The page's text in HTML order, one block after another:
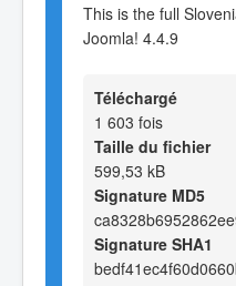
This is the full
Joomla! 4.4.9
Téléchargé
1 603 fois
Taille du fichier
599,53 kB
Signature MD5
Signature SHA1